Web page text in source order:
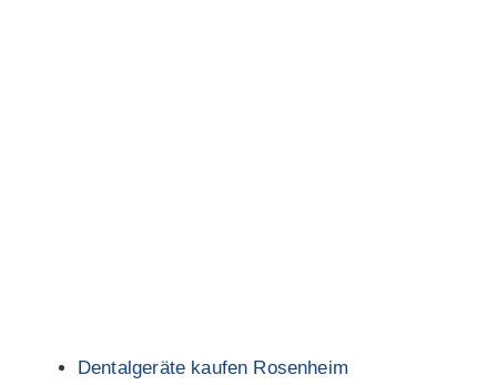
Dentalgeräte kaufen Rosenheim